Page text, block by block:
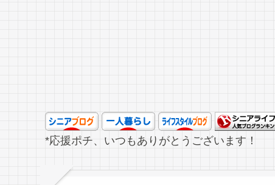
*応援ポチ、いつもありがとうございます！